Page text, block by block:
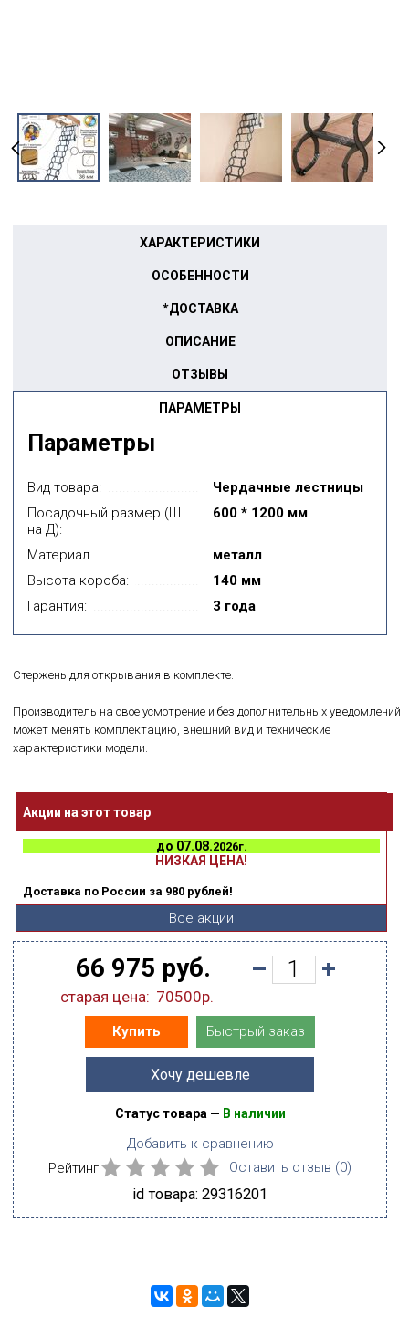
ПАРАМЕТРЫ
ХАРАКТЕРИСТИКИ
ОСОБЕННОСТИ
*ДОСТАВКА
ОПИСАНИЕ
ОТЗЫВЫ
Параметры
Вид товара:
Чердачные лестницы
Посадочный размер (Ш
на Д):
600 * 1200 мм
Материал
металл
Высота короба:
140 мм
Гарантия:
3 года
Стержень для открывания в комплекте.
Производитель на свое усмотрение и без дополнительных уведомлений
может менять комплектацию, внешний вид и технические
характеристики модели.
Акции на этот товар
до 07.08.2026г.
НИЗКАЯ ЦЕНА!
Доставка по России за 980 рублей!
Все акции
66 975 руб.
старая цена: 70500р.
Купить Быстрый заказ
Хочу дешевле
Статус товара — В наличии
Добавить к сравнению
Рейтинг
Оставить отзыв (0)
id товара: 29316201